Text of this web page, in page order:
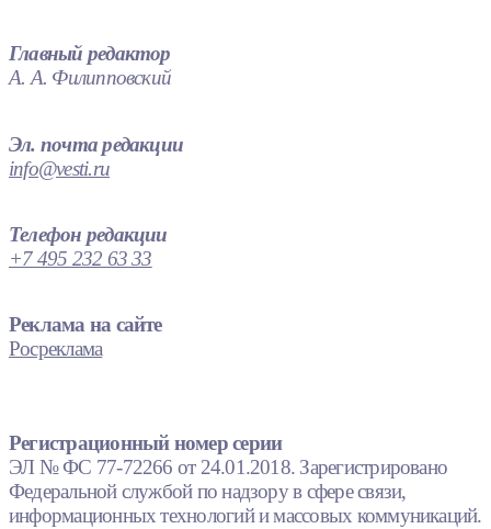
Главный редактор
А. А. Филипповский
Эл. почта редакции
info@vesti.ru
Телефон редакции
+7 495 232 63 33
Реклама на сайте
Росреклама
Регистрационный номер серии
ЭЛ № ФС 77-72266 от 24.01.2018. Зарегистрировано
Федеральной службой по надзору в сфере связи,
информационных технологий и массовых коммуникаций.